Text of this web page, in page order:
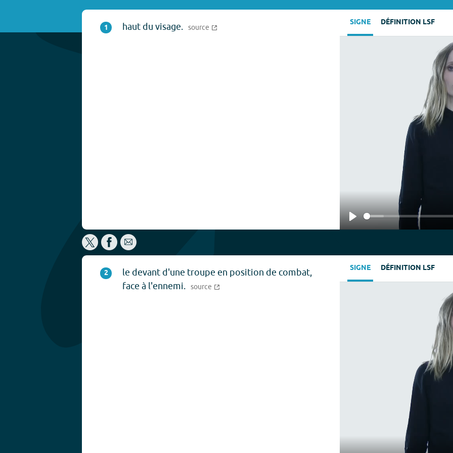
1 haut du visage. source SIGNE DÉFINITION LSF
Play
2
le devant d'une troupe en position de combat,
face à l'ennemi. source
SIGNE DÉFINITION LSF